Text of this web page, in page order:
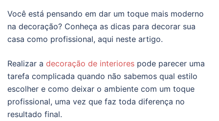
Você está pensando em dar um toque mais moderno
na decoração? Conheça as dicas para decorar sua
casa como profissional, aqui neste artigo.
Realizar a decoração de interiores pode parecer uma
tarefa complicada quando não sabemos qual estilo
escolher e como deixar o ambiente com um toque
profissional, uma vez que faz toda diferença no
resultado final.